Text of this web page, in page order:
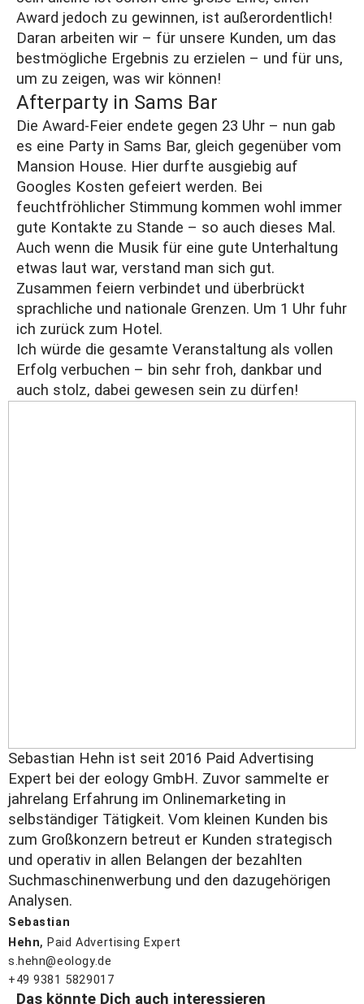
Award jedoch zu gewinnen, ist außerordentlich!
Daran arbeiten wir – für unsere Kunden, um das
bestmögliche Ergebnis zu erzielen – und für uns,
um zu zeigen, was wir können!
Afterparty in Sams Bar
Die Award-Feier endete gegen 23 Uhr – nun gab
es eine Party in Sams Bar, gleich gegenüber vom
Mansion House. Hier durfte ausgiebig auf
Googles Kosten gefeiert werden. Bei
feuchtfröhlicher Stimmung kommen wohl immer
gute Kontakte zu Stande – so auch dieses Mal.
Auch wenn die Musik für eine gute Unterhaltung
etwas laut war, verstand man sich gut.
Zusammen feiern verbindet und überbrückt
sprachliche und nationale Grenzen. Um 1 Uhr fuhr
ich zurück zum Hotel.
Ich würde die gesamte Veranstaltung als vollen
Erfolg verbuchen – bin sehr froh, dankbar und
auch stolz, dabei gewesen sein zu dürfen!
Sebastian Hehn ist seit 2016 Paid Advertising
Expert bei der eology GmbH. Zuvor sammelte er
jahrelang Erfahrung im Onlinemarketing in
selbständiger Tätigkeit. Vom kleinen Kunden bis
zum Großkonzern betreut er Kunden strategisch
und operativ in allen Belangen der bezahlten
Suchmaschinenwerbung und den dazugehörigen
Analysen.
Sebastian
Hehn,Paid Advertising Expert
s.hehn@eology.de
+49 9381 5829017
Das könnte Dich auch interessieren